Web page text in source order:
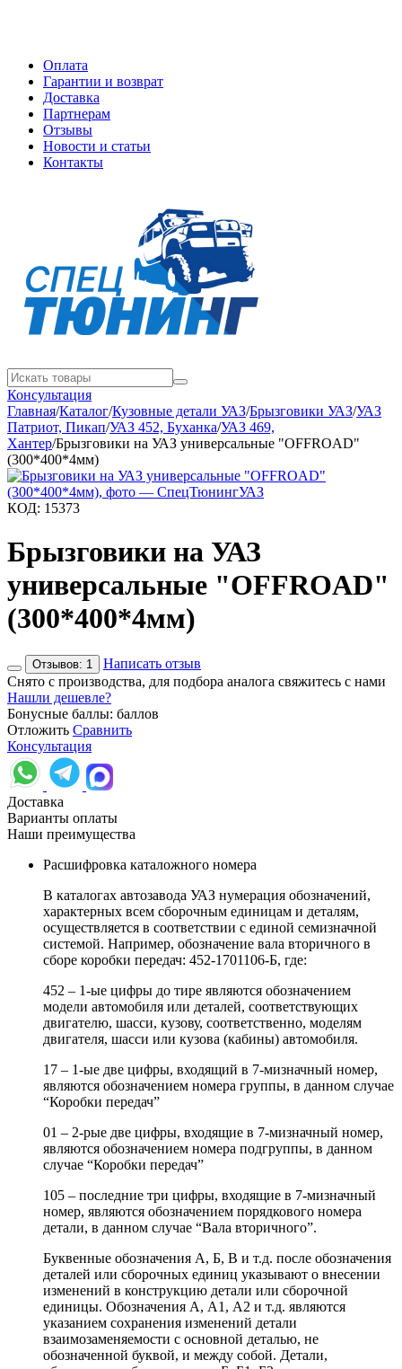
Оплата
Гарантии и возврат
Доставка
Партнерам
Отзывы
Новости и статьи
Контакты
Консультация
Главная/Каталог/Кузовные детали УАЗ/Брызговики УАЗ/УАЗ
Патриот, Пикап/УАЗ 452, Буханка/УАЗ 469,
Хантер/Брызговики на УАЗ универсальные "OFFROAD"
(300*400*4мм)
КОД: 15373
Брызговики на УАЗ
универсальные "OFFROAD"
(300*400*4мм)
Отзывов: 1
Написать отзыв
Снято с производства, для подбора аналога свяжитесь с нами
Нашли дешевле?
Бонусные баллы: баллов
Отложить Сравнить
Консультация
Доставка
Варианты оплаты
Наши преимущества
Расшифровка каталожного номера
В каталогах автозавода УАЗ нумерация обозначений,
характерных всем сборочным единицам и деталям,
осуществляется в соответствии с единой семизначной
системой. Например, обозначение вала вторичного в
сборе коробки передач: 452-1701106-Б, где:
452 – 1-ые цифры до тире являются обозначением
модели автомобиля или деталей, соответствующих
двигателю, шасси, кузову, соответственно, моделям
двигателя, шасси или кузова (кабины) автомобиля.
17 – 1-ые две цифры, входящий в 7-мизначный номер,
являются обозначением номера группы, в данном случае
“Коробки передач”
01 – 2-рые две цифры, входящие в 7-мизначный номер,
являются обозначением номера подгруппы, в данном
случае “Коробки передач”
105 – последние три цифры, входящие в 7-мизначный
номер, являются обозначением порядкового номера
детали, в данном случае “Вала вторичного”.
Буквенные обозначения А, Б, В и т.д. после обозначения
деталей или сборочных единиц указывают о внесении
изменений в конструкцию детали или сборочной
единицы. Обозначения А, А1, А2 и т.д. являются
указанием сохранения изменений детали
взаимозаменяемости с основной деталью, не
обозначенной буквой, и между собой. Детали,